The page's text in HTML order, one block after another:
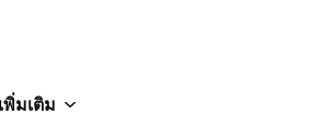
เพิ่มเติม